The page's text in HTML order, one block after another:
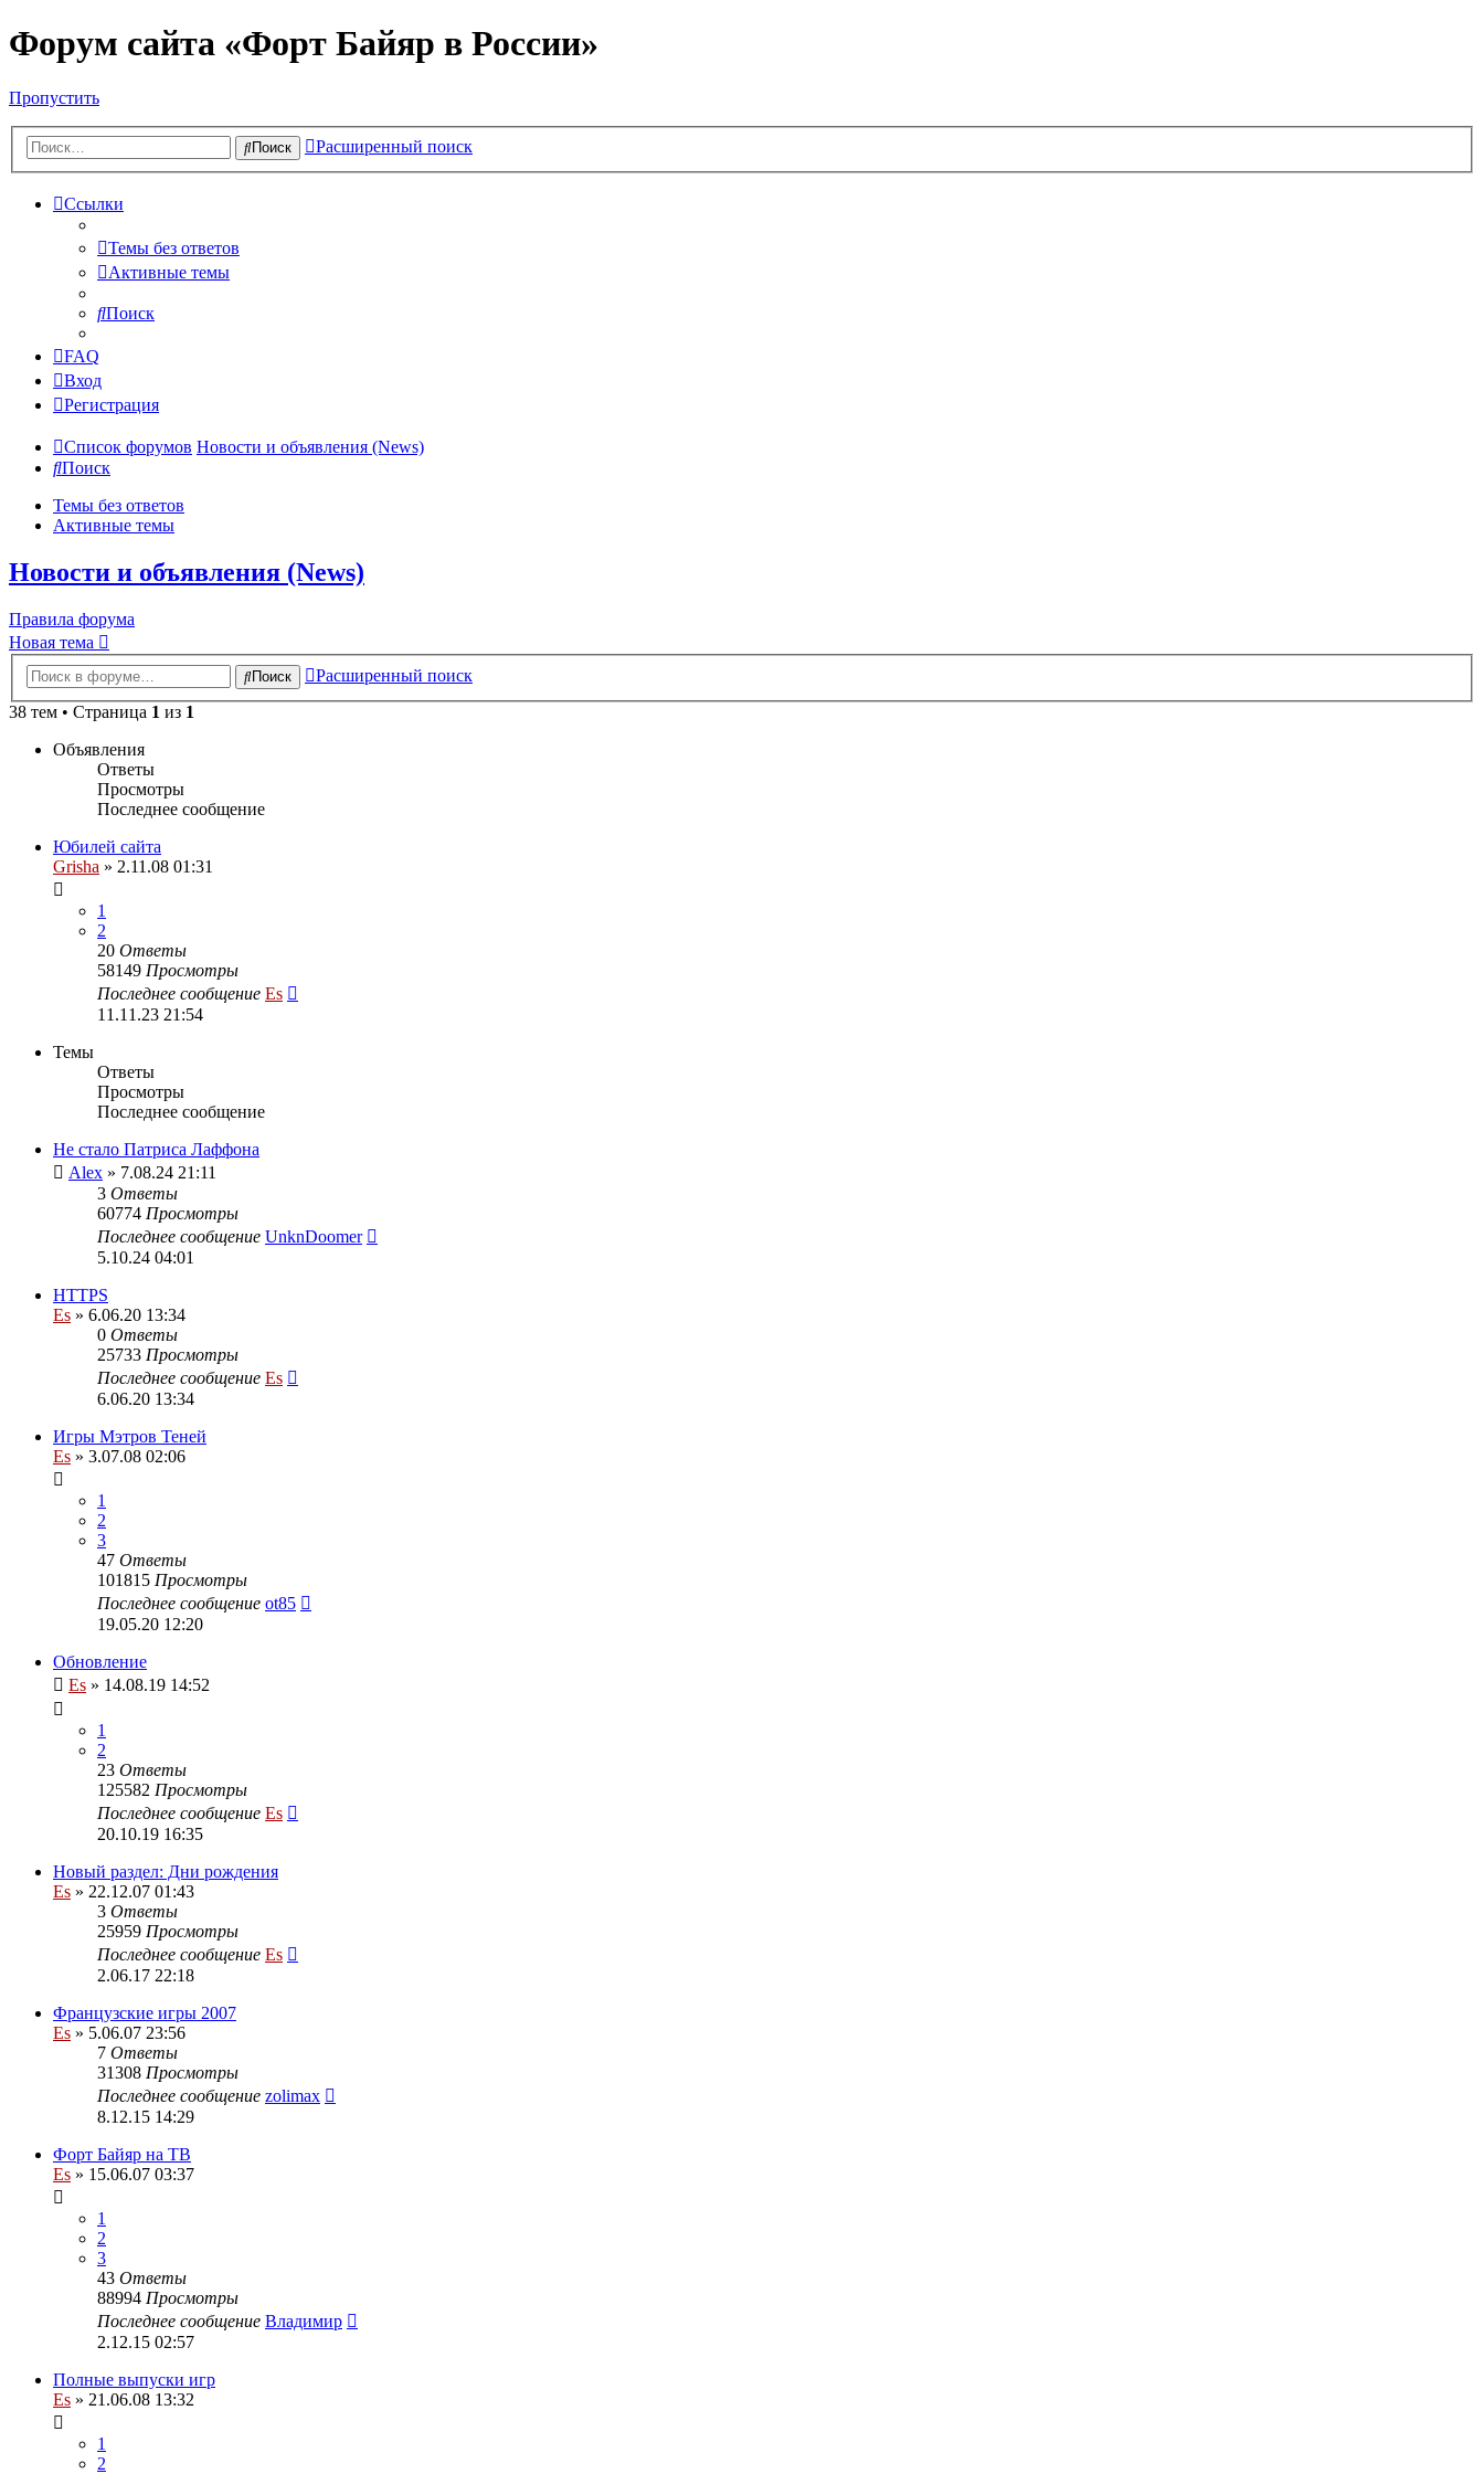
Форум сайта «Форт Байяр в России»
Пропустить
Поиск Расширенный поиск
Ссылки
Темы без ответов
Активные темы
Поиск
FAQ
Вход
Регистрация
Список форумов Новости и объявления (News)
Поиск
Темы без ответов
Активные темы
Новости и объявления (News)
Правила форума
Новая тема
Поиск
Расширенный поиск
38 тем • Страница 1 из 1
Объявления
Ответы
Просмотры
Последнее сообщение
Юбилей сайта
Grisha » 2.11.08 01:31
1
2
20 Ответы
58149 Просмотры
Последнее сообщение Es
11.11.23 21:54
Темы
Ответы
Просмотры
Последнее сообщение
Не стало Патриса Лаффона
Alex » 7.08.24 21:11
3 Ответы
60774 Просмотры
Последнее сообщение UnknDoomer
5.10.24 04:01
HTTPS
Es » 6.06.20 13:34
0 Ответы
25733 Просмотры
Последнее сообщение Es
6.06.20 13:34
Игры Мэтров Теней
Es » 3.07.08 02:06
1
2
3
47 Ответы
101815 Просмотры
Последнее сообщение ot85
19.05.20 12:20
Обновление
Es » 14.08.19 14:52
1
2
23 Ответы
125582 Просмотры
Последнее сообщение Es
20.10.19 16:35
Новый раздел: Дни рождения
Es » 22.12.07 01:43
3 Ответы
25959 Просмотры
Последнее сообщение Es
2.06.17 22:18
Французские игры 2007
Es » 5.06.07 23:56
7 Ответы
31308 Просмотры
Последнее сообщение zolimax
8.12.15 14:29
Форт Байяр на ТВ
Es » 15.06.07 03:37
1
2
3
43 Ответы
88994 Просмотры
Последнее сообщение Владимир
2.12.15 02:57
Полные выпуски игр
Es » 21.06.08 13:32
1
2